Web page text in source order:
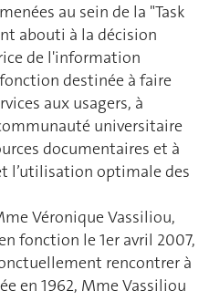
au sein de la "Task
abouti à la décision
de l'information
destinée à faire
aux usagers, à
universitaire
documentaires et à
l’utilisation optimale des
Véronique Vassiliou,
fonction le 1er avril 2007,
rencontrer à
en 1962, Mme Vassiliou